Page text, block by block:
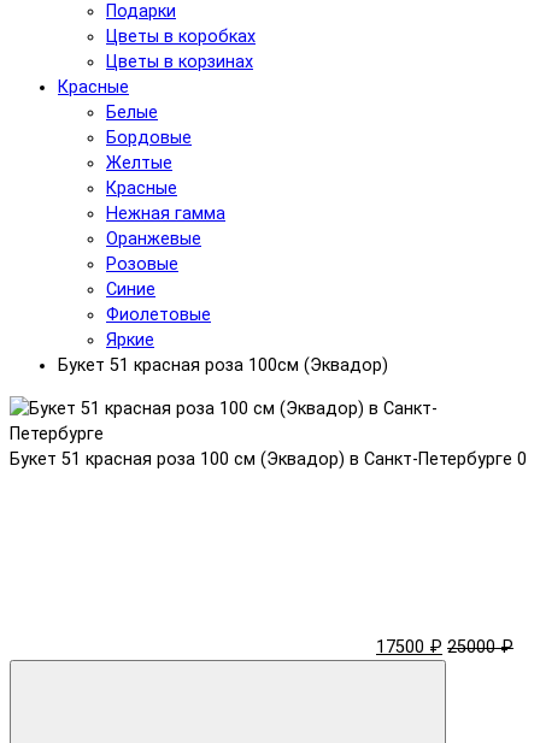
Подарки
Цветы в коробках
Цветы в корзинах
Красные
Белые
Бордовые
Желтые
Красные
Нежная гамма
Оранжевые
Розовые
Синие
Фиолетовые
Яркие
Букет 51 красная роза 100см (Эквадор)
Букет 51 красная роза 100 см (Эквадор) в Санкт-Петербурге 0
17500 ₽ 25000 ₽